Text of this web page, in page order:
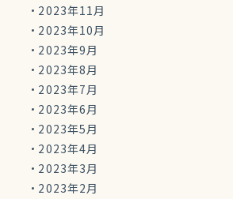
2023年11月
2023年10月
2023年9月
2023年8月
2023年7月
2023年6月
2023年5月
2023年4月
2023年3月
2023年2月